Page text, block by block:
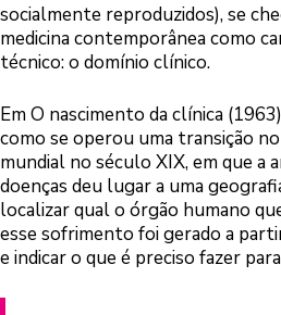
socialmente reproduzidos), se
medicina contemporânea como
técnico: o domínio clínico.
Em O nascimento da clínica
como se operou uma transição
mundial no século XIX, em que a
doenças deu lugar a uma
localizar qual o órgão humano
esse sofrimento foi gerado a
e indicar o que é preciso fazer